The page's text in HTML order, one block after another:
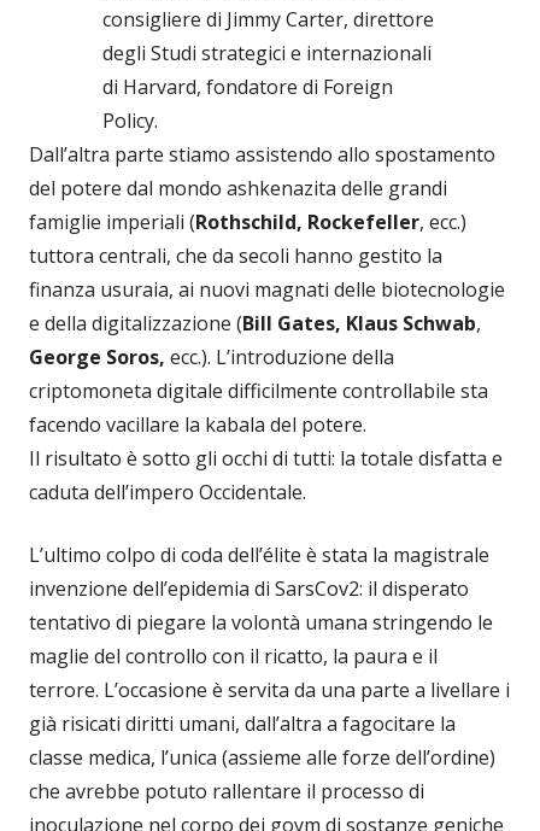
consigliere di Jimmy Carter, direttore
degli Studi strategici e internazionali
di Harvard, fondatore di Foreign
Policy.
Dall’altra parte stiamo assistendo allo spostamento
del potere dal mondo ashkenazita delle grandi
famiglie imperiali (Rothschild, Rockefeller, ecc.)
tuttora centrali, che da secoli hanno gestito la
finanza usuraia, ai nuovi magnati delle biotecnologie
e della digitalizzazione (Bill Gates, Klaus Schwab,
George Soros, ecc.). L’introduzione della
criptomoneta digitale difficilmente controllabile sta
facendo vacillare la kabala del potere.
Il risultato è sotto gli occhi di tutti: la totale disfatta e
caduta dell’impero Occidentale.
L’ultimo colpo di coda dell’élite è stata la magistrale
invenzione dell’epidemia di SarsCov2: il disperato
tentativo di piegare la volontà umana stringendo le
maglie del controllo con il ricatto, la paura e il
terrore. L’occasione è servita da una parte a livellare i
già risicati diritti umani, dall’altra a fagocitare la
classe medica, l’unica (assieme alle forze dell’ordine)
che avrebbe potuto rallentare il processo di
inoculazione nel corpo dei goym di sostanze geniche